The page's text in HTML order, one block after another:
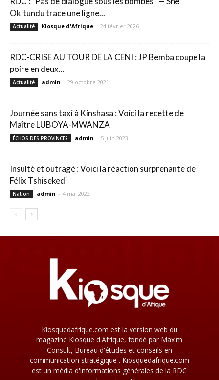
Okitundu trace une ligne...
Actualité Kiosque d'Afrique - 24 février 2026
RDC-CRISE AU TOUR DE LA CENI : JP Bemba coupe la
poire en deux...
Actualité admin - 29 octobre 2021
Journée sans taxi à Kinshasa : Voici la recette de
Maître LUBOYA-MWANZA
ÉCHOS DES PROVINCES admin - 5 juin 2023
Insulté et outragé : Voici la réaction surprenante de
Félix Tshisekedi
Nation admin - 4 mai 2022
Kiosquedafrique.com est la version web du
magazine Kiosque d'Afrique, fondé par Maxim
Consult, Bureau d'études et conseils en
communication stratégique . Kiosquedafrique.com
est un média d'informations générales de la RDC